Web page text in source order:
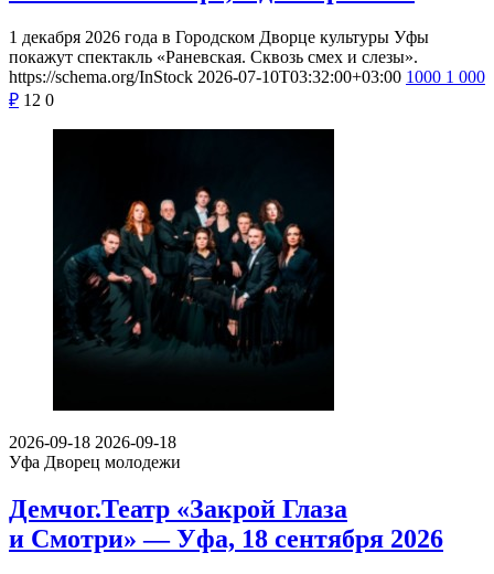
1 декабря 2026 года в Городском Дворце культуры Уфы
покажут спектакль «Раневская. Сквозь смех и слезы».
https://schema.org/InStock 2026-07-10T03:32:00+03:00 1000 1 000
₽ 12 0
2026-09-18 2026-09-18
Уфа Дворец молодежи
Демчог.Театр «Закрой Глаза
и Смотри» — Уфа, 18 сентября 2026